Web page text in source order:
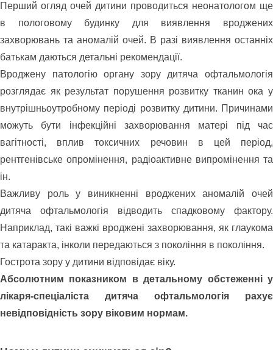
Перший огляд очей дитини проводиться неонатологом ще
в пологовому будинку для виявлення вроджених
захворювань та аномалій очей. В разі виявлення останніх
батькам даються детальні рекомендації.
Вроджену патологію органу зору дитяча офтальмологія
розглядає як результат порушення розвитку тканин ока у
внутрішньоутробному періоді розвитку дитини. Причинами
можуть бути інфекційні захворювання матері під час
вагітності, вплив токсичних речовин в цей період,
рентгенівське опромінення, радіоактивне випромінення та
ін.
Важливу роль у виникненні вроджених аномалій очей
дитяча офтальмологія відводить спадковому фактору.
Наприклад, такі важкі вроджені захворювання, як глаукома
та катаракта, інколи передаються з покоління в покоління.
Гострота зору у дитини відповідає віку.
Абсолютним показником в детальному обстеженні у
лікаря-спеціаліста дитяча офтальмологія рахує
невідповідність зору віковим нормам.